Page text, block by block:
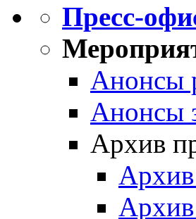
Пресс-
Анонсы
Анонсы
Архив